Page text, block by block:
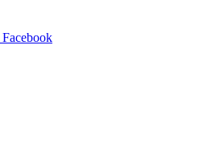
Facebook